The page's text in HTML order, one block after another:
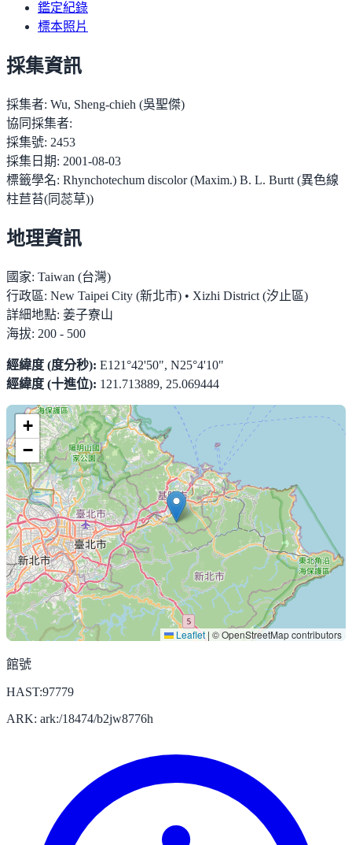
鑑定紀錄
標本照片
採集資訊
採集者: Wu, Sheng-chieh (吳聖傑)
協同採集者:
採集號: 2453
採集日期: 2001-08-03
標籤學名: Rhynchotechum discolor (Maxim.) B. L. Burtt (異色線
柱苣苔(同蕊草))
地理資訊
國家: Taiwan (台灣)
行政區: New Taipei City (新北市) • Xizhi District (汐止區)
詳細地點: 姜子寮山
海拔: 200 - 500
經緯度 (度分秒): E121°42'50", N25°4'10"
經緯度 (十進位): 121.713889, 25.069444
+
−
Leaflet | © OpenStreetMap contributors
館號
HAST:97779
ARK: ark:/18474/b2jw8776h